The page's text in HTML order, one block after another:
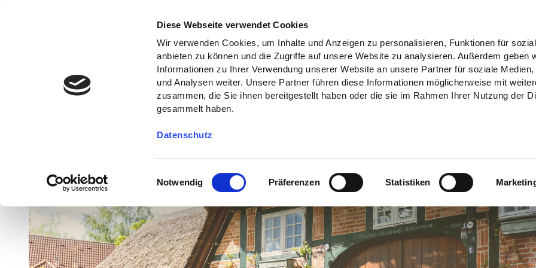
Diese Webseite verwendet Cookies
Wir verwenden Cookies, um Inhalte und Anzeigen zu personalisieren, Funktionen für
anbieten zu können und die Zugriffe auf unsere Website zu analysieren. Außerdem geben
Informationen zu Ihrer Verwendung unserer Website an unsere Partner für soziale Medien,
und Analysen weiter. Unsere Partner führen diese Informationen möglicherweise mit
zusammen, die Sie ihnen bereitgestellt haben oder die sie im Rahmen Ihrer Nutzung der
gesammelt haben.
Datenschutz
i
w
i
l
l
Notwendig Präferenzen Statistiken